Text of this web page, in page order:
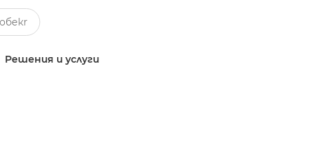
Решения и услуги